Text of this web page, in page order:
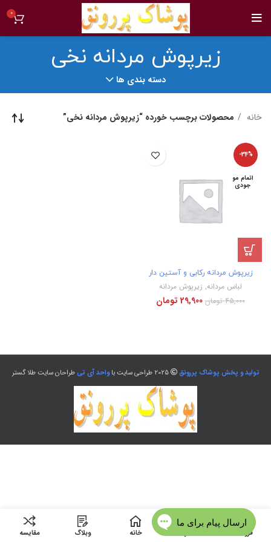
0
زیرپوش مردانه نخی
دسته بندی ها
خانه محصولات برچسب خورده “زیرپوش مردانه نخی”
-34%
اتمام مو
جودی
زیرپوش مردانه رکابی و آستین دار
لباس مردانه, زیرپوش مردانه
45,000 تومان 29,900 تومان
تولید و پخش پوشاک پررونق 2025 طراحی سایت با واحد آی تیطراحان سایت طلا گستر
فروشگاه خانه وبلاگ مقایسه